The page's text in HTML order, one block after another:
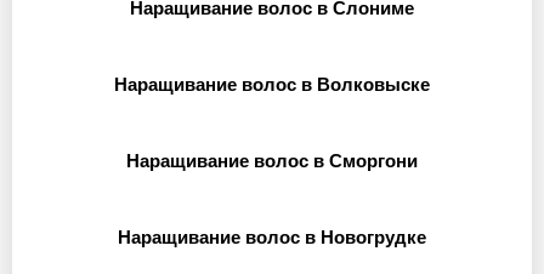
Наращивание волос в Слониме
Наращивание волос в Волковыске
Наращивание волос в Сморгони
Наращивание волос в Новогрудке